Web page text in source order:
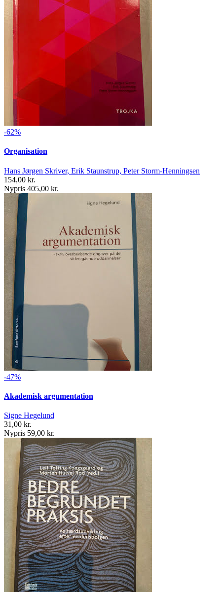
-62%
Organisation
Hans Jørgen Skriver, Erik Staunstrup, Peter Storm-Henningsen
154,00 kr.
Nypris 405,00 kr.
-47%
Akademisk argumentation
Signe Hegelund
31,00 kr.
Nypris 59,00 kr.